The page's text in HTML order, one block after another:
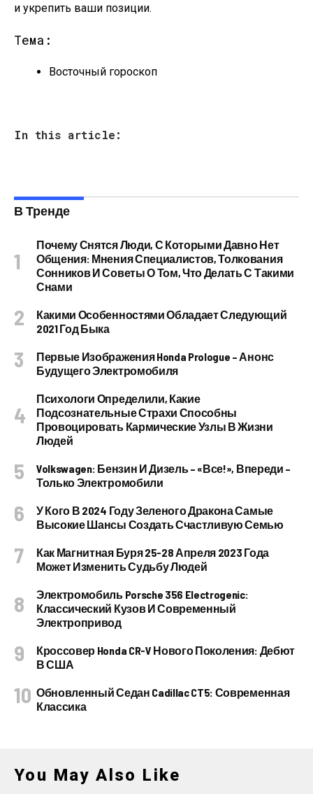
и укрепить ваши позиции.
Тема:
Восточный гороскоп
In this article:
В Тренде
Почему Снятся Люди, С Которыми Давно Нет
Общения: Мнения Специалистов, Толкования
Сонников И Советы О Том, Что Делать С Такими
Снами
Какими Особенностями Обладает Следующий
2021 Год Быка
Первые Изображения Honda Prologue – Анонс
Будущего Электромобиля
Психологи Определили, Какие
Подсознательные Страхи Способны
Провоцировать Кармические Узлы В Жизни
Людей
Volkswagen: Бензин И Дизель – «все!», Впереди –
Только Электромобили
У Кого В 2024 Году Зеленого Дракона Самые
Высокие Шансы Создать Счастливую Семью
Как Магнитная Буря 25-28 Апреля 2023 Года
Может Изменить Судьбу Людей
Электромобиль Porsche 356 Electrogenic:
Классический Кузов И Современный
Электропривод
Кроссовер Honda CR-V Нового Поколения: Дебют
В США
Обновленный Седан Cadillac CT5: Современная
Классика
You May Also Like